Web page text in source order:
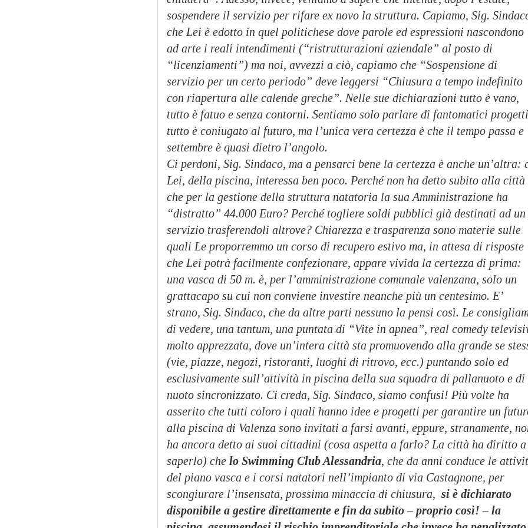
sospendere il servizio per rifare ex novo la struttura. Capiamo, Sig.
che Lei è edotto in quel politichese dove parole ed espressioni nascondono
ad arte i reali intendimenti (“ristrutturazioni aziendale” al posto di
“licenziamenti”) ma noi, avvezzi a ciò, capiamo che “Sospensione di
servizio per un certo periodo” deve leggersi “Chiusura a tempo indefinito
con riapertura alle calende greche”. Nelle sue dichiarazioni tutto è vano,
tutto è fatuo e senza contorni. Sentiamo solo parlare di fantomatici
tutto è coniugato al futuro, ma l’unica vera certezza è che il tempo passa e
settembre è quasi dietro l’angolo.
Ci perdoni, Sig. Sindaco, ma a pensarci bene la certezza è anche un’altra:
Lei, della piscina, interessa ben poco. Perché non ha detto subito alla città
che per la gestione della struttura natatoria la sua Amministrazione ha
“distratto” 44.000 Euro? Perché togliere soldi pubblici già destinati ad un
servizio trasferendoli altrove? Chiarezza e trasparenza sono materie sulle
quali Le proporremmo un corso di recupero estivo ma, in attesa di risposte
che Lei potrà facilmente confezionare, appare vivida la certezza di prima:
una vasca di 50 m. è, per l’amministrazione comunale valenzana, solo un
grattacapo su cui non conviene investire neanche più un centesimo. E’
strano, Sig. Sindaco, che da altre parti nessuno la pensi così. Le
di vedere, una tantum, una puntata di “Vite in apnea”, real comedy
molto apprezzata, dove un’intera città sta promuovendo alla grande se
(vie, piazze, negozi, ristoranti, luoghi di ritrovo, ecc.) puntando solo ed
esclusivamente sull’attività in piscina della sua squadra di pallanuoto e di
nuoto sincronizzato. Ci creda, Sig. Sindaco, siamo confusi! Più volte ha
asserito che tutti coloro i quali hanno idee e progetti per garantire un
alla piscina di Valenza sono invitati a farsi avanti, eppure, stranamente,
ha ancora detto ai suoi cittadini (cosa aspetta a farlo? La città ha diritto a
saperlo) che lo Swimming Club Alessandria, che da anni conduce le
del piano vasca e i corsi natatori nell’impianto di via Castagnone, per
scongiurare l’insensata, prossima minaccia di chiusura, si è dichiarato
disponibile a gestire direttamente e fin da subito – proprio così! – la